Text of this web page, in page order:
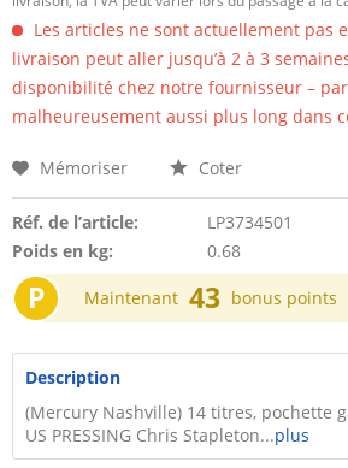
Les articles ne sont actuellement pas
livraison peut aller jusqu’à 2 à 3
disponibilité chez notre fournisseur –
malheureusement aussi plus long dans
Mémoriser Coter
Réf. de l’article:
LP3734501
Poids en kg:
0.68
P Maintenant 43 bonus points
Description
(Mercury Nashville) 14 titres, pochette
US PRESSING Chris Stapleton...plus